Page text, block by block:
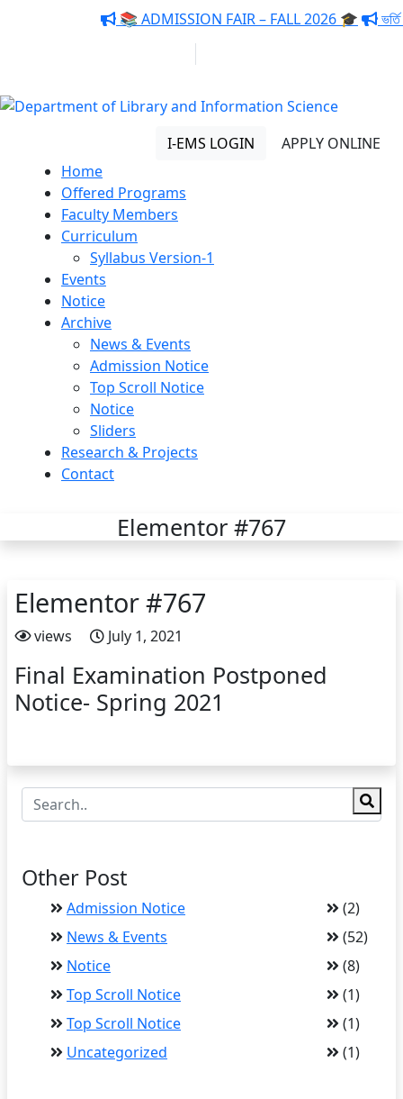
📚 ADMISSION FAIR – FALL 2026 🎓
ভর্তি
Information Science
I-EMS LOGIN
APPLY ONLINE
Home
Offered Programs
Faculty Members
Curriculum
Syllabus Version-1
Events
Notice
Archive
News & Events
Admission Notice
Top Scroll Notice
Notice
Sliders
Research & Projects
Contact
Elementor #767
Elementor #767
views July 1, 2021
Final Examination Postponed
Notice- Spring 2021
Other Post
Admission Notice
(2)
News & Events
(52)
Notice
(8)
Top Scroll Notice
(1)
Top Scroll Notice
(1)
Uncategorized
(1)